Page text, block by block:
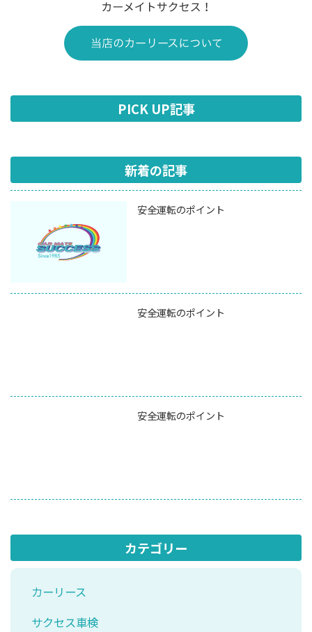
PICK UP記事
新着の記事
安全運転のポイント
安全運転のポイント
安全運転のポイント
カテゴリー
カーリース
サクセス車検